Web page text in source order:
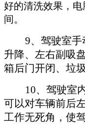
好的清洗效果，电
间。
9、驾驶室
升降、左右副吸盘
箱后门开闭、垃
10、驾驶室
可以对车辆前后
工作无死角，使